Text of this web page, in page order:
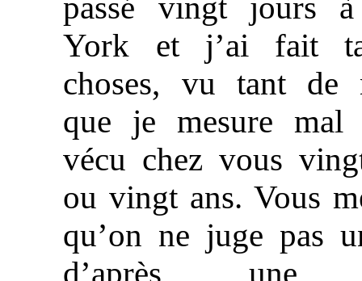
passé vingt jours
York et j’ai fait
choses, vu tant de
que je mesure mal
vécu chez vous
ou vingt ans. Vous
qu’on ne juge pas
d’après une